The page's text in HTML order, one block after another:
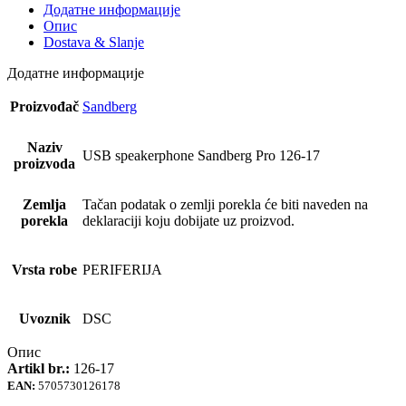
Додатне информације
Опис
Dostava & Slanje
Додатне информације
Proizvođač Sandberg
Naziv
proizvoda
USB speakerphone Sandberg Pro 126-17
Zemlja
porekla
Tačan podatak o zemlji porekla će biti naveden na
deklaraciji koju dobijate uz proizvod.
Vrsta robe PERIFERIJA
Uvoznik DSC
Опис
Artikl br.: 126-17
EAN: 5705730126178